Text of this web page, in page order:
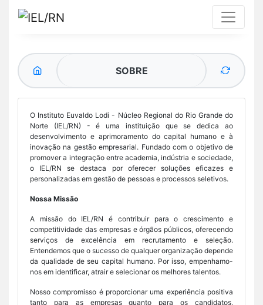
SOBRE
O Instituto Euvaldo Lodi - Núcleo Regional do Rio Grande do
Norte (IEL/RN) - é uma instituição que se dedica ao
desenvolvimento e aprimoramento do capital humano e à
inovação na gestão empresarial. Fundado com o objetivo de
promover a integração entre academia, indústria e sociedade,
o IEL/RN se destaca por oferecer soluções eficazes e
personalizadas em gestão de pessoas e processos seletivos.
Nossa Missão
A missão do IEL/RN é contribuir para o crescimento e
competitividade das empresas e órgãos públicos, oferecendo
serviços de excelência em recrutamento e seleção.
Entendemos que o sucesso de qualquer organização depende
da qualidade de seu capital humano. Por isso, empenhamo-
nos em identificar, atrair e selecionar os melhores talentos.
Nosso compromisso é proporcionar uma experiência positiva
tanto para as empresas quanto para os candidatos,